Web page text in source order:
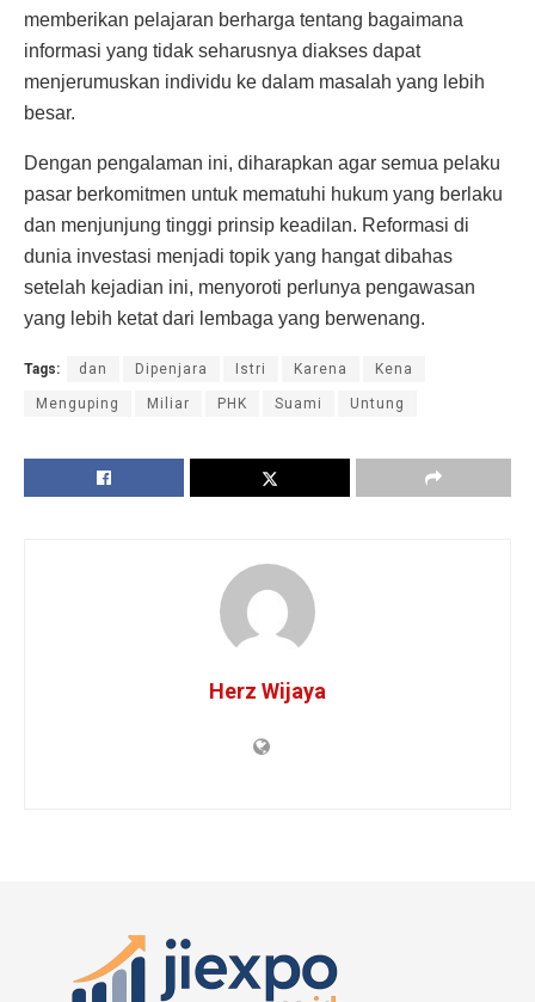
memberikan pelajaran berharga tentang bagaimana
informasi yang tidak seharusnya diakses dapat
menjerumuskan individu ke dalam masalah yang lebih
besar.
Dengan pengalaman ini, diharapkan agar semua pelaku
pasar berkomitmen untuk mematuhi hukum yang berlaku
dan menjunjung tinggi prinsip keadilan. Reformasi di
dunia investasi menjadi topik yang hangat dibahas
setelah kejadian ini, menyoroti perlunya pengawasan
yang lebih ketat dari lembaga yang berwenang.
Tags: dan Dipenjara Istri Karena Kena
Menguping Miliar PHK Suami Untung
Herz Wijaya